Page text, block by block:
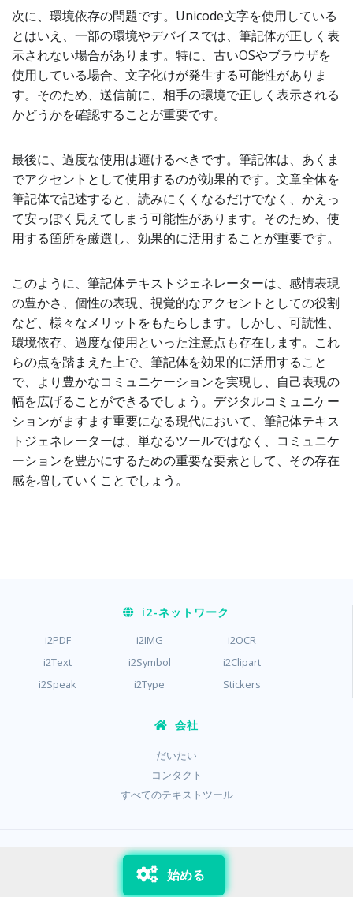
始める
次に、環境依存の問題です。Unicode文字を使用している
とはいえ、一部の環境やデバイスでは、筆記体が正しく表
示されない場合があります。特に、古いOSやブラウザを
使用している場合、文字化けが発生する可能性がありま
す。そのため、送信前に、相手の環境で正しく表示される
かどうかを確認することが重要です。
最後に、過度な使用は避けるべきです。筆記体は、あくま
でアクセントとして使用するのが効果的です。文章全体を
筆記体で記述すると、読みにくくなるだけでなく、かえっ
て安っぽく見えてしまう可能性があります。そのため、使
用する箇所を厳選し、効果的に活用することが重要です。
このように、筆記体テキストジェネレーターは、感情表現
の豊かさ、個性の表現、視覚的なアクセントとしての役割
など、様々なメリットをもたらします。しかし、可読性、
環境依存、過度な使用といった注意点も存在します。これ
らの点を踏まえた上で、筆記体を効果的に活用すること
で、より豊かなコミュニケーションを実現し、自己表現の
幅を広げることができるでしょう。デジタルコミュニケー
ションがますます重要になる現代において、筆記体テキス
トジェネレーターは、単なるツールではなく、コミュニケ
ーションを豊かにするための重要な要素として、その存在
感を増していくことでしょう。
i2-ネットワーク
i2PDF i2IMG
i2OCR
i2Text
i2Symbol
i2Clipart
i2Speak
i2Type Stickers
会社
だいたい
コンタクト
すべてのテキストツール
プライバシー / 条項 / クッキー
Copyright © i2Text 2023-2026,Sciweavers LLC